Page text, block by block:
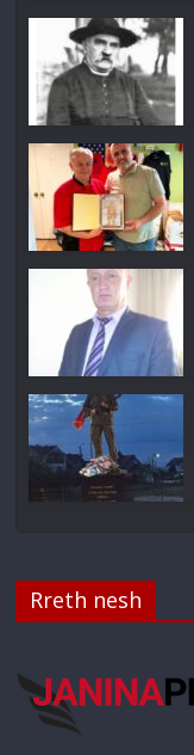
Rreth nesh